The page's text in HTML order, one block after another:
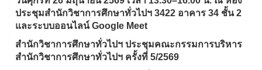
ประชุมสำนักวิชาการศึกษาทั่วไปฯ 3422 อาคาร 34 ชั้น 2
และระบบออนไลน์ Google Meet
สำนักวิชาการศึกษาทั่วไปฯ ประชุมคณะกรรมการบริหาร
สำนักวิชาการศึกษาทั่วไปฯ ครั้งที่ 5/2569